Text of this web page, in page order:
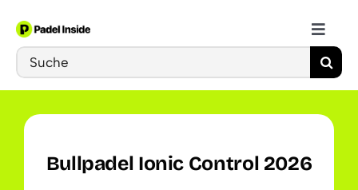
content
Toggle
Schläger
Bälle
Schuhe
Search
for:
Bullpadel Ionic Control 2026